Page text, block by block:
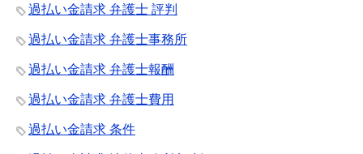
過払い金請求 弁護士 評判
過払い金請求 弁護士事務所
過払い金請求 弁護士報酬
過払い金請求 弁護士費用
過払い金請求 条件